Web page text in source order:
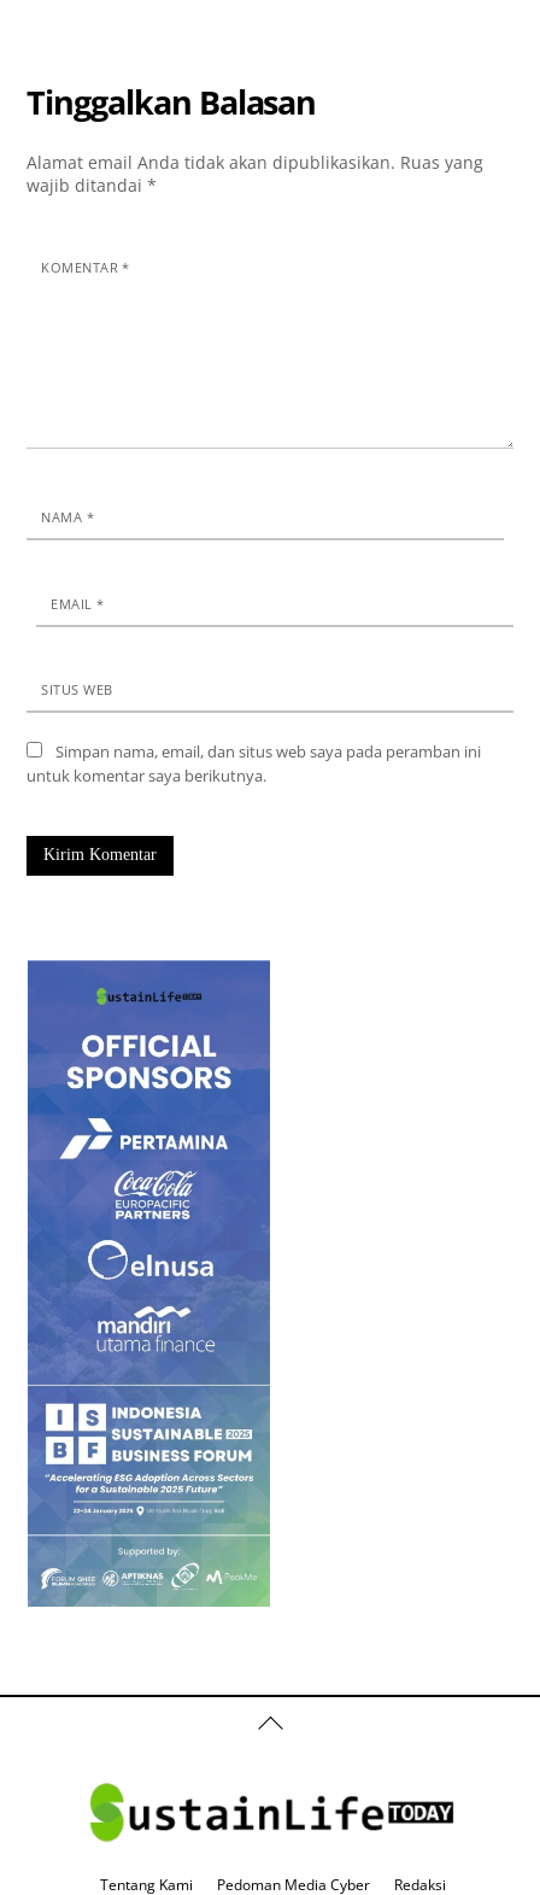
Tinggalkan Balasan
Alamat email Anda tidak akan dipublikasikan. Ruas yang
wajib ditandai*
KOMENTAR*
NAMA *
EMAIL*
SITUS WEB
Simpan nama, email, dan situs web saya pada peramban ini
untuk komentar saya berikutnya.
Back
To
Tentang Kami Pedoman Media Cyber Redaksi